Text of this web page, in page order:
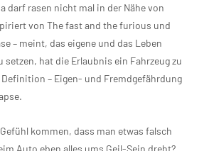
darf rasen nicht mal in der Nähe von
von The fast and the furious und
– meint, das eigene und das Leben
setzen, hat die Erlaubnis ein Fahrzeug zu
– Eigen- und Fremdgefährdung
kommen, dass man etwas falsch
Auto eben alles ums Geil-Sein dreht?